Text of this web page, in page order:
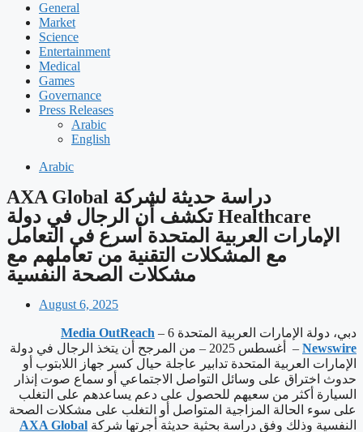
General
Market
Science
Entertainment
Medical
Games
Governance
Press Releases
Arabic
English
Arabic
‫دراسة حديثة لشركة AXA Global
Healthcare تكشف أن الرجال في دولة
الإمارات العربية المتحدة أسرع في التعامل
مع المشكلات التقنية من تعاملهم مع
مشكلات الصحة النفسية
August 6, 2025
دبي، دولة الإمارات العربية المتحدة 6 –
Media OutReach
Newswire
– أغسطس 2025 – من المرجح أن يتخذ الرجال في دولة
الإمارات العربية المتحدة تدابير عاجلة حيال كسر جهاز اللابتوب أو
حدوث اختراق على وسائل التواصل الاجتماعي أو سماع صوت إنذار
السيارة أكثر من سعيهم للحصول على دعم يساعدهم على التغلب
على سوء الحالة المزاجية المتواصل أو التغلب على مشكلات الصحة
النفسية وذلك وفق دراسة بحثية حديثة أجرتها شركة AXA Global